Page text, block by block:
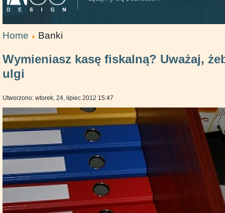
Home Banki
Wymieniasz kasę fiskalną? Uważaj,
ulgi
Utworzono: wtorek, 24, lipiec 2012 15:47